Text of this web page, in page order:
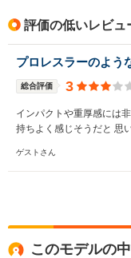
評価の低いレビュ
プロレスラーのよう
総合評価 3
インパクトや重厚感には
持ちよく感じそうだと 思
ゲストさん
このモデルの